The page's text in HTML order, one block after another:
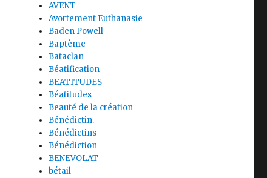
AVENT
Avortement Euthanasie
Baden Powell
Baptème
Bataclan
Béatification
BEATITUDES
Béatitudes
Beauté de la création
Bénédictin.
Bénédictins
Bénédiction
BENEVOLAT
bétail